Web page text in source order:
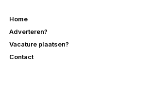
Home
Adverteren?
Vacature plaatsen?
Contact